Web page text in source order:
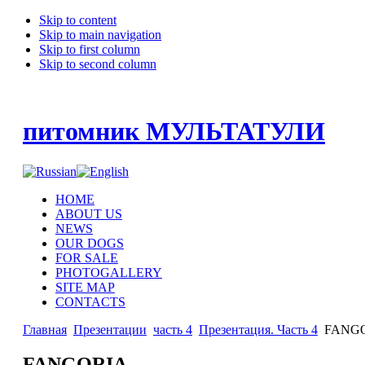
Skip to content
Skip to main navigation
Skip to first column
Skip to second column
питомник МУЛЬТАТУЛИ
HOME
ABOUT US
NEWS
OUR DOGS
FOR SALE
PHOTOGALLERY
SITE MAP
CONTACTS
Главная Презентации часть 4 Презентация. Часть 4